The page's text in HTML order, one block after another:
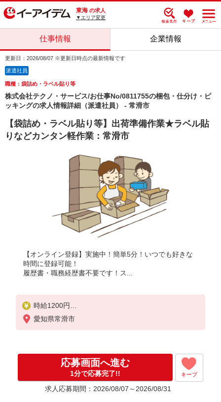
東海 の求人
▼エリア変更
仕事情報 企業情報
更新日：2026/08/07 ※更新日時点の最新情報です
派遣社員
職種：袋詰め・ラベル貼り等
株式会社テクノ・サービス/お仕事No/0811755の梱包・仕分け・ピ
ッキングの求人情報詳細（派遣社員） - 常滑市
【袋詰め・ラベル貼り等】出荷準備作業★ラベル貼
りなどカンタン軽作業：常滑市
【オンライン登録】実施中！簡単5分！いつでも好きな
時間に登録可能！
履歴書・職務経歴書不要です！ス...
時給1200円
月収例：192000円以上（残業・休日出勤手当て等が
含まれています）
愛知県常滑市
応募画面へ進む
1分で応募完了!! キープ
求人応募期間：2026/08/07～2026/08/31